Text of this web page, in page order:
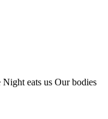
eats us Our bodies